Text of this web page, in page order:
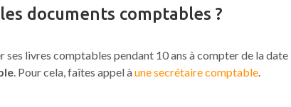
documents comptables ?
ses livres comptables pendant 10 ans à compter de la date
. Pour cela, faîtes appel àune secrétaire comptable.